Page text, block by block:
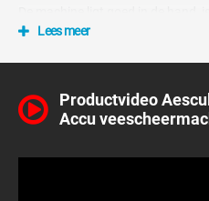
storende snoeren. Tevens is de
levensduur van de motor en de
plaats van een aan/uit knop die
geintegreerd. De krachtige EC-
Lees meer
Productvideo
Accu